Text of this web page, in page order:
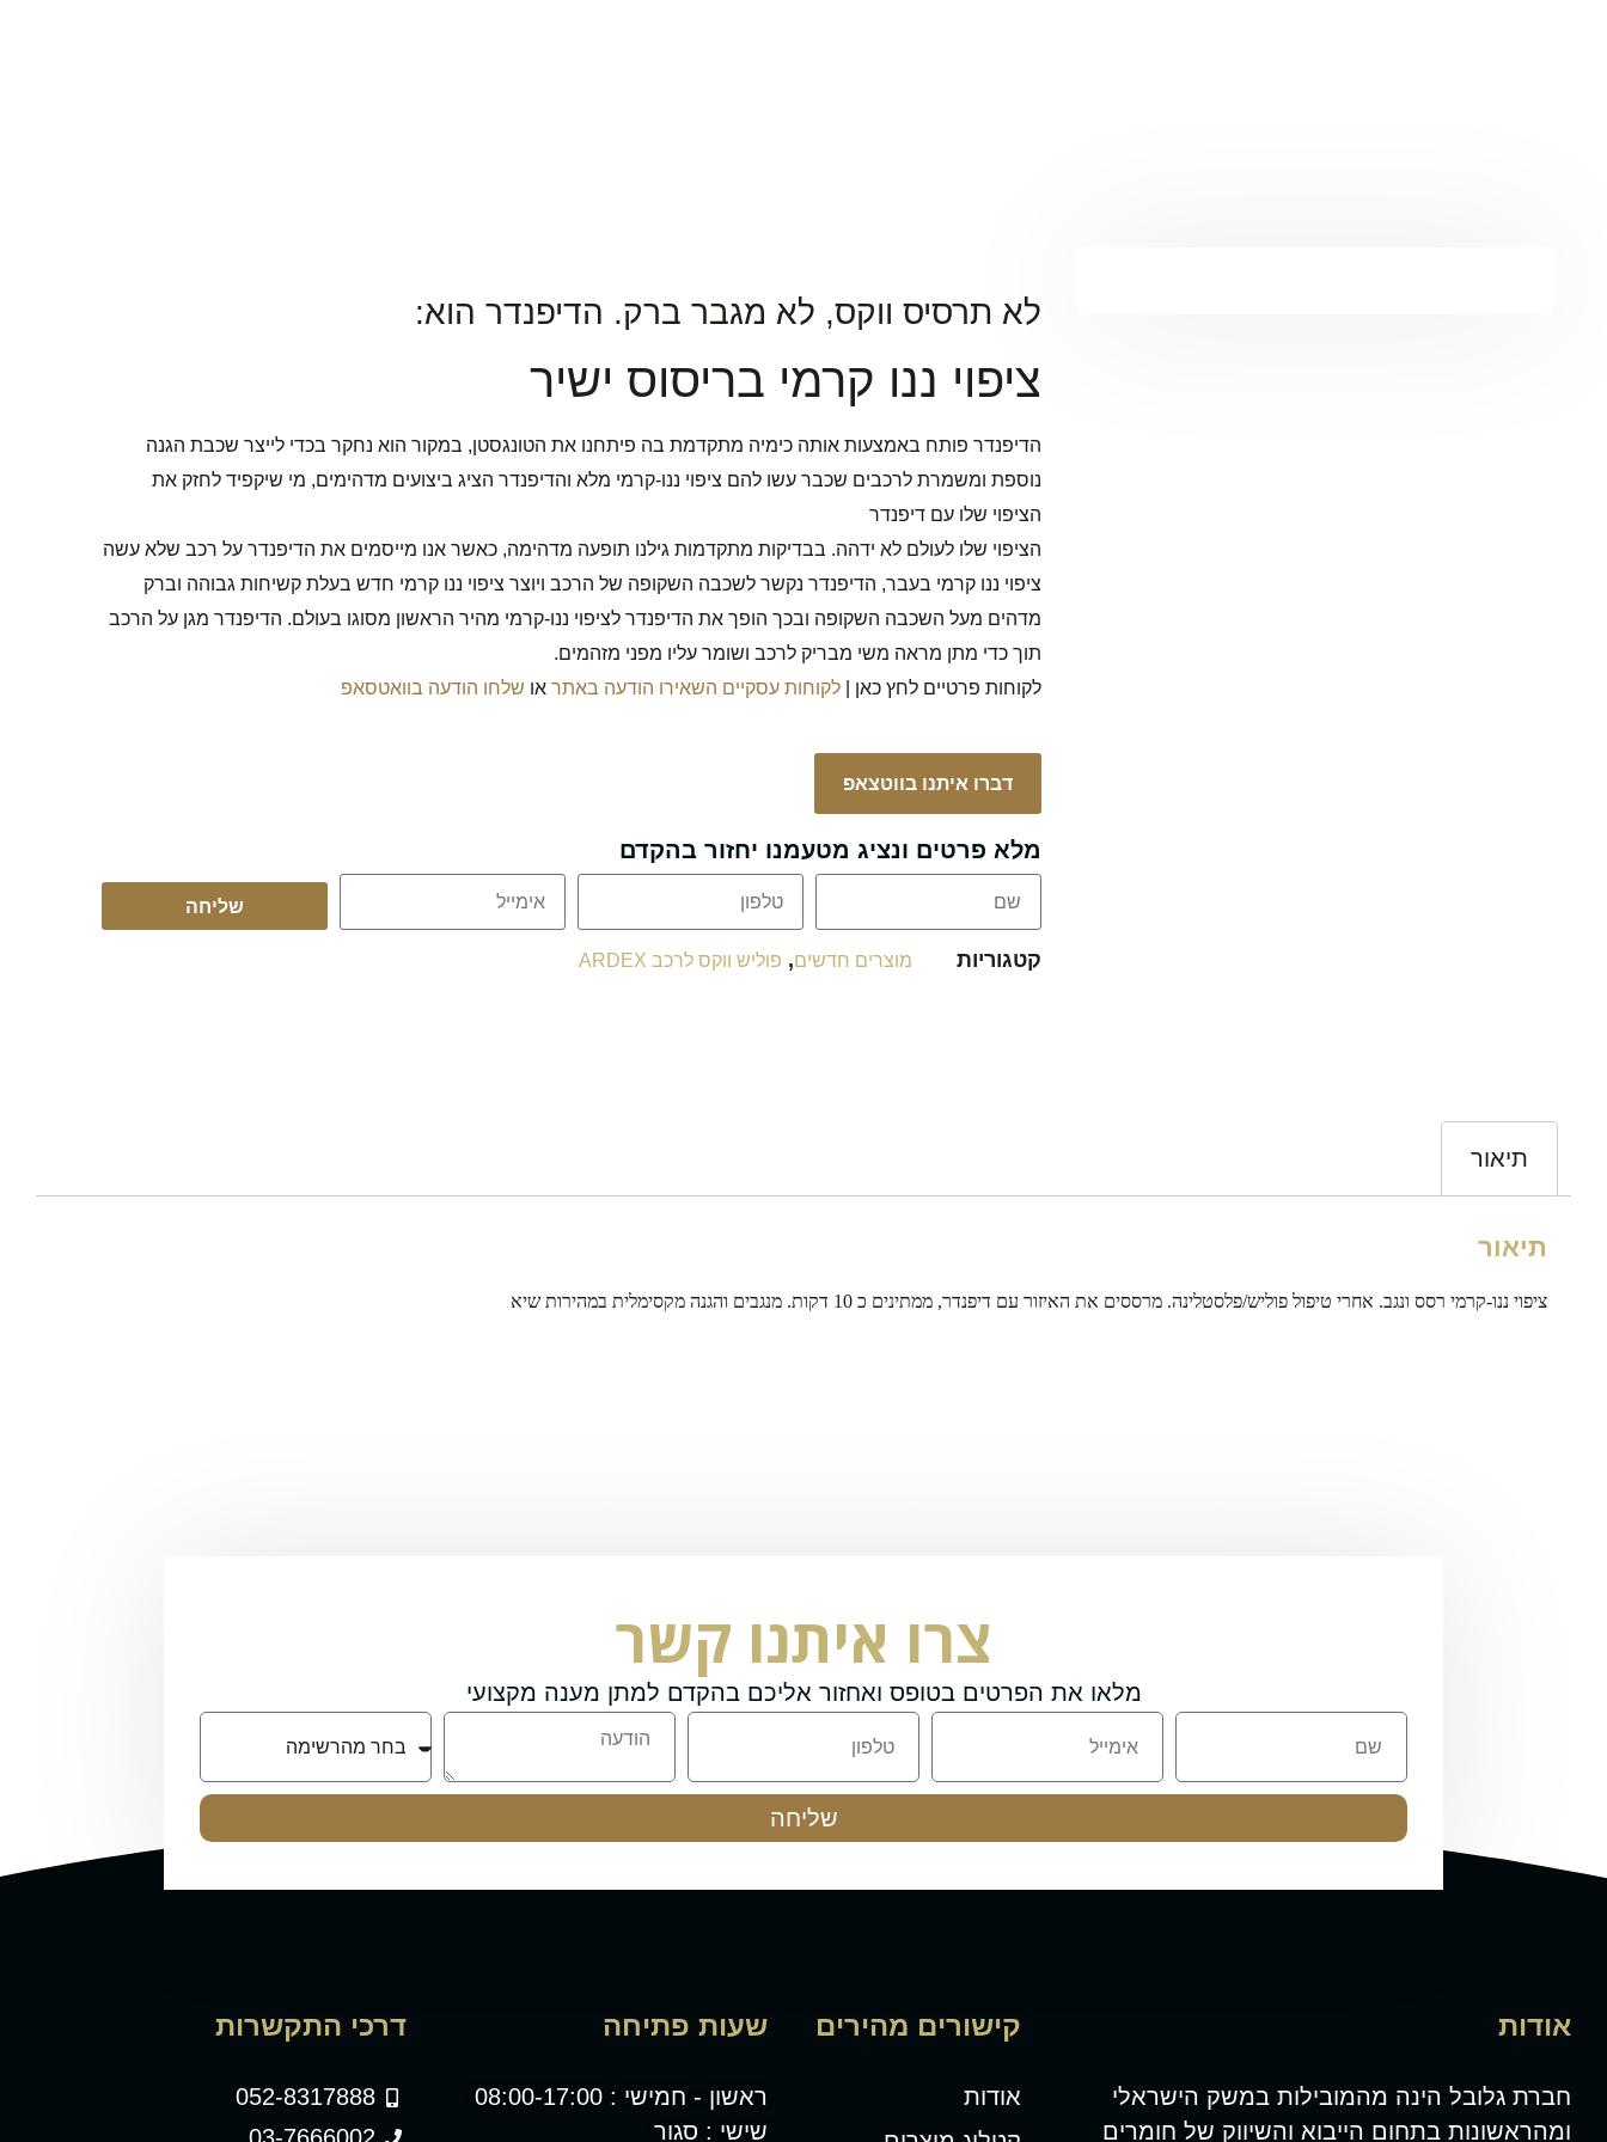
לא תרסיס ווקס, לא מגבר ברק. הדיפנדר הוא:
ציפוי ננו קרמי בריסוס ישיר
הדיפנדר פותח באמצעות אותה כימיה מתקדמת בה פיתחנו את הטונגסטן, במקור הוא נחקר בכדי לייצר שכבת הגנה
נוספת ומשמרת לרכבים שכבר עשו להם ציפוי ננו-קרמי מלא והדיפנדר הציג ביצועים מדהימים, מי שיקפיד לחזק את
הציפוי שלו עם דיפנדר
הציפוי שלו לעולם לא ידהה. בבדיקות מתקדמות גילנו תופעה מדהימה, כאשר אנו מייסמים את הדיפנדר על רכב שלא עשה
ציפוי ננו קרמי בעבר, הדיפנדר נקשר לשכבה השקופה של הרכב ויוצר ציפוי ננו קרמי חדש בעלת קשיחות גבוהה וברק
מדהים מעל השכבה השקופה ובכך הופך את הדיפנדר לציפוי ננו-קרמי מהיר הראשון מסוגו בעולם. הדיפנדר מגן על הרכב
תוך כדי מתן מראה משי מבריק לרכב ושומר עליו מפני מזהמים.
לקוחות פרטיים לחץ כאן | לקוחות עסקיים השאירו הודעה באתראו שלחו הודעה בוואטסאפ
דברו איתנו בווטצאפ
מלא פרטים ונציג מטעמנו יחזור בהקדם
שליחה
קטגוריות מוצרים חדשים, פוליש ווקס לרכב ARDEX
תיאור
תיאור
ציפוי ננו-קרמי רסס ונגב. אחרי טיפול פוליש/פלסטלינה. מרססים את האיזור עם דיפנדר, ממתינים כ 10 דקות. מנגבים והגנה מקסימלית במהירות שיא
צרו איתנו קשר
מלאו את הפרטים בטופס ואחזור אליכם בהקדם למתן מענה מקצועי
שליחה
אודות
חברת גלובל הינה מהמובילות במשק הישראלי
ומהראשונות בתחום הייבוא והשיווק של חומרים
קישורים מהירים
אודות
שעות פתיחה
ראשון - חמישי : 08:00-17:00
שישי : סגור
דרכי התקשרות
052-8317888